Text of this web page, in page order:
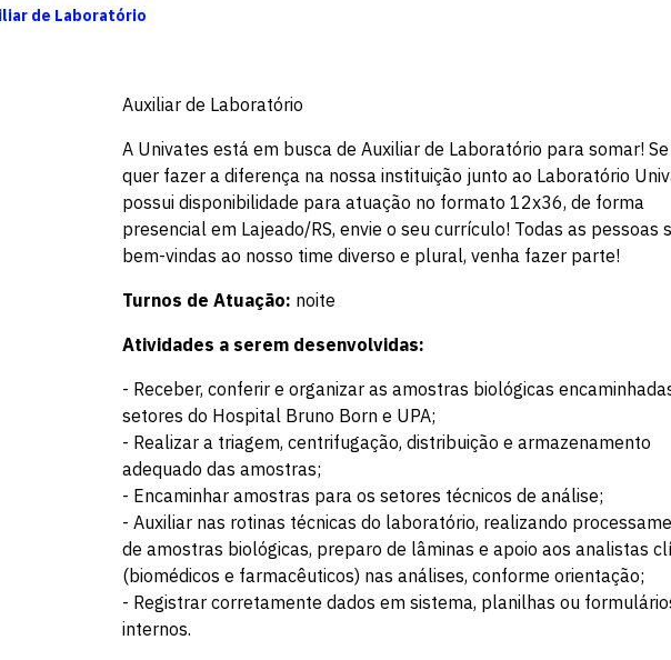
de Laboratório
Auxiliar de Laboratório
A Univates está em busca de Auxiliar de Laboratório para somar!
quer fazer a diferença na nossa instituição junto ao Laboratório
possui disponibilidade para atuação no formato 12x36, de forma
presencial em Lajeado/RS, envie o seu currículo! Todas as pessoas
bem-vindas ao nosso time diverso e plural, venha fazer parte!
Turnos de Atuação: noite
Atividades a serem desenvolvidas:
- Receber, conferir e organizar as amostras biológicas
setores do Hospital Bruno Born e UPA;
- Realizar a triagem, centrifugação, distribuição e armazenamento
adequado das amostras;
- Encaminhar amostras para os setores técnicos de análise;
- Auxiliar nas rotinas técnicas do laboratório, realizando
de amostras biológicas, preparo de lâminas e apoio aos analistas
(biomédicos e farmacêuticos) nas análises, conforme orientação;
- Registrar corretamente dados em sistema, planilhas ou
internos.